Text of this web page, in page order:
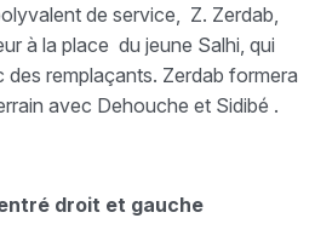
de service, Z. Zerdab,
à la place du jeune Salhi, qui
des remplaçants. Zerdab formera
avec Dehouche et Sidibé .
droit et gauche